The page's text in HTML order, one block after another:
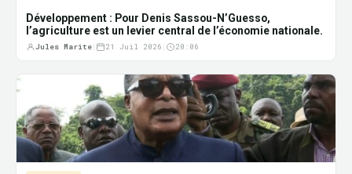
Développement : Pour Denis Sassou-N’Guesso,
l’agriculture est un levier central de l’économie nationale.
Jules Marite 21 Juil 2026 20:06